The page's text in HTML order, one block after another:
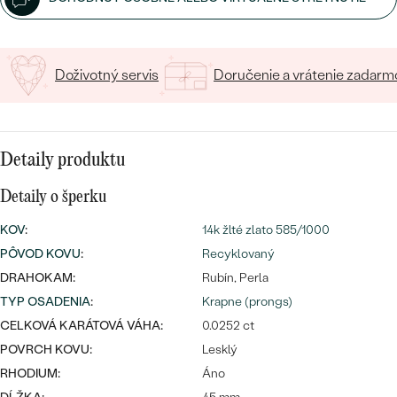
Najpredávanejšie
svadobné
obrúčky
PREZRIEŤ
PODĽA MATERIÁLU
ZLATO
S LAB GROWN DIAMANTMI
SYMBOLICKÉ
MINIMALISTICKÉ
PODĽA PRÍLEŽITOSTI
PODĽA FARBY
LUXUSNÉ
LUXUSNÉ
Doživotný servis Doručenie a vrátenie
Detaily produktu
Detaily o šperku
KOV:
14k žlté zlato 585/1000
PÔVOD KOVU:
Recyklovaný
DRAHOKAM:
Rubín, Perla
TYP OSADENIA:
Krapne (prongs)
CELKOVÁ KARÁTOVÁ VÁHA:
0.0252 ct
POVRCH KOVU:
Lesklý
RHODIUM:
Áno